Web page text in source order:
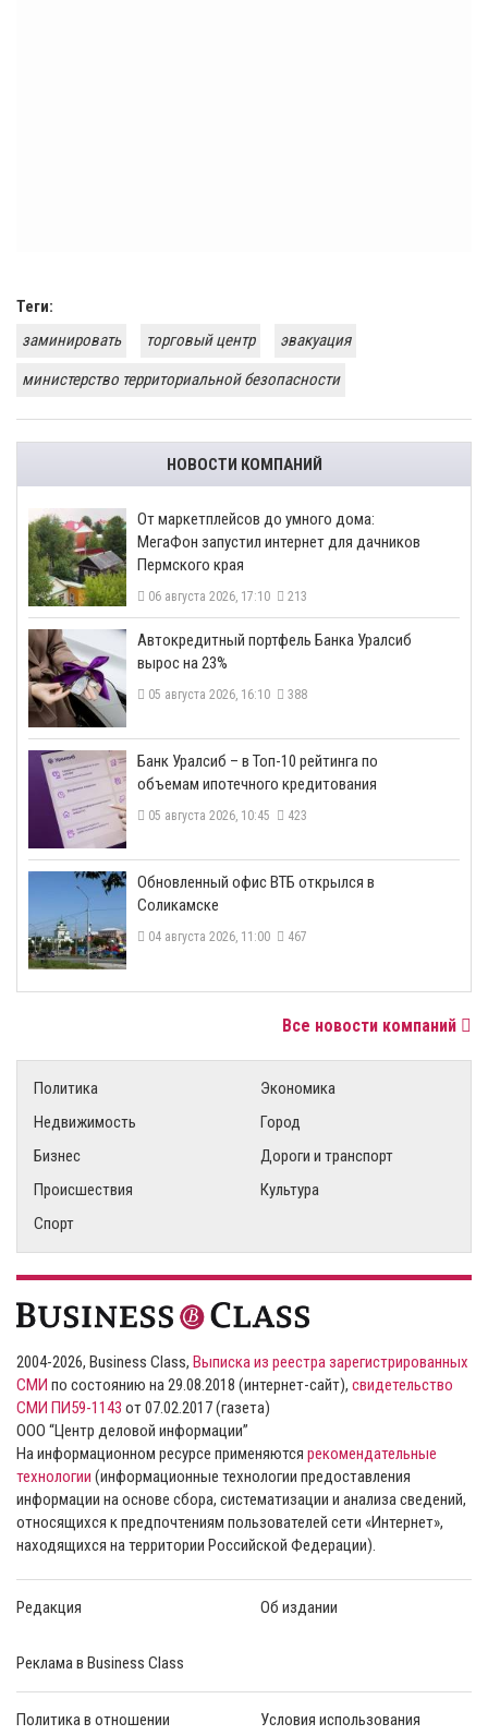
Теги:
заминировать
торговый центр
эвакуация
министерство территориальной безопасности
НОВОСТИ КОМПАНИЙ
От маркетплейсов до умного дома:
МегаФон запустил интернет для дачников
Пермского края
06 августа 2026, 17:10 213
​Автокредитный портфель Банка Уралсиб
вырос на 23%
05 августа 2026, 16:10 388
​Банк Уралсиб – в Топ-10 рейтинга по
объемам ипотечного кредитования
05 августа 2026, 10:45 423
​Обновленный офис ВТБ открылся в
Соликамске
04 августа 2026, 11:00 467
Все новости компаний
Политика
Экономика
Недвижимость
Город
Бизнес
Дороги и транспорт
Происшествия
Культура
Спорт
2004-2026, Business Class, Выписка из реестра зарегистрированных
СМИ по состоянию на 29.08.2018 (интернет-сайт), свидетельство
СМИ ПИ59-1143 от 07.02.2017 (газета)
ООО “Центр деловой информации”
На информационном ресурсе применяются рекомендательные
технологии (информационные технологии предоставления
информации на основе сбора, систематизации и анализа сведений,
относящихся к предпочтениям пользователей сети «Интернет»,
находящихся на территории Российской Федерации).
Редакция Об издании
Реклама в Business Class
Политика в отношении
Условия использования